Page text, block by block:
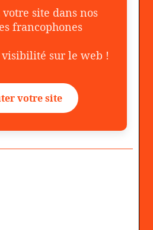
site dans nos
francophones
visibilité sur le web !
votre site